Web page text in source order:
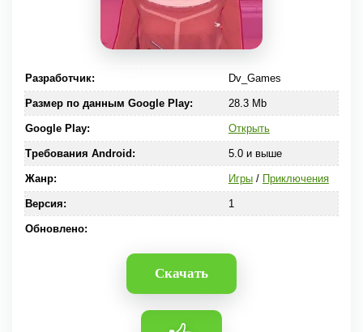
Разработчик: Dv_Games
Размер по данным Google Play: 28.3 Mb
Google Play: Открыть
Требования Android: 5.0 и выше
Жанр: Игры/ Приключения
Версия: 1
Обновлено:
Скачать